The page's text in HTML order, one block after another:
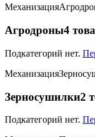
Механизация
Агродроны4
Подкатегорий нет.
Механизация
Зерносушилки2
Подкатегорий нет.